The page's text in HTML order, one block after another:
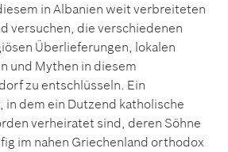
in Albanien weit verbreiteten
versuchen, die verschiedenen
Überlieferungen, lokalen
und Mythen in diesem
zu entschlüsseln. Ein
in dem ein Dutzend katholische
verheiratet sind, deren Söhne
im nahen Griechenland orthodox